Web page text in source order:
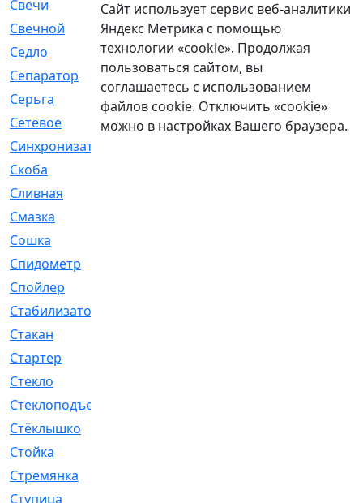
Свечи
[272]
Свечной
[2]
Седло
[7]
Сепаратор
[6]
Серьга
[27]
Сетевое
[6]
Синхронизатор
Скоба
Сливная
Смазка
Сошка
Спидометр
Спойлер
Стабилизатор
Стакан
Стартер
Стекло
Стеклоподъемник
Стёклышко
Стойка
Стремянка
Ступица
Сайт использует сервис веб-аналитики
Яндекс Метрика с помощью
технологии «cookie». Продолжая
пользоваться сайтом, вы
соглашаетесь с использованием
файлов cookie. Отключить «cookie»
можно в настройках Вашего браузера.